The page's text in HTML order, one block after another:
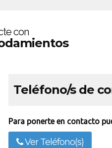
con
Teléfono/s de
Para ponerte en contacto
Ver Teléfono(s)